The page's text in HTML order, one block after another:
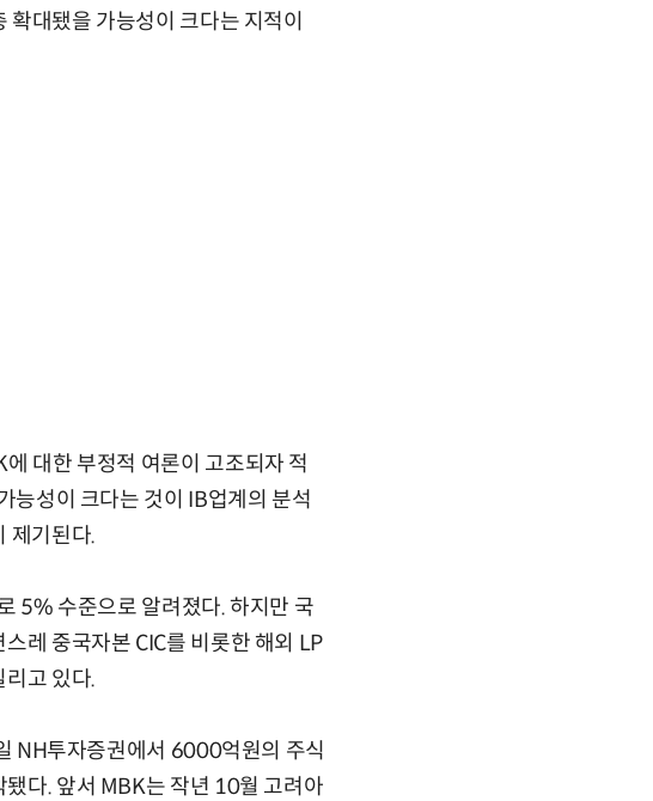
대됐을 가능성이 크다는 지적이
대한 부정적 여론이 고조되자 적
능성이 크다는 것이 IB업계의 분석
제기된다.
5% 수준으로 알려졌다. 하지만 국
레 중국자본 CIC를 비롯한 해외 LP
고 있다.
NH투자증권에서 6000억원의 주식
다. 앞서 MBK는 작년 10월 고려아